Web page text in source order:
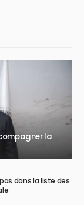
la
dans la liste des